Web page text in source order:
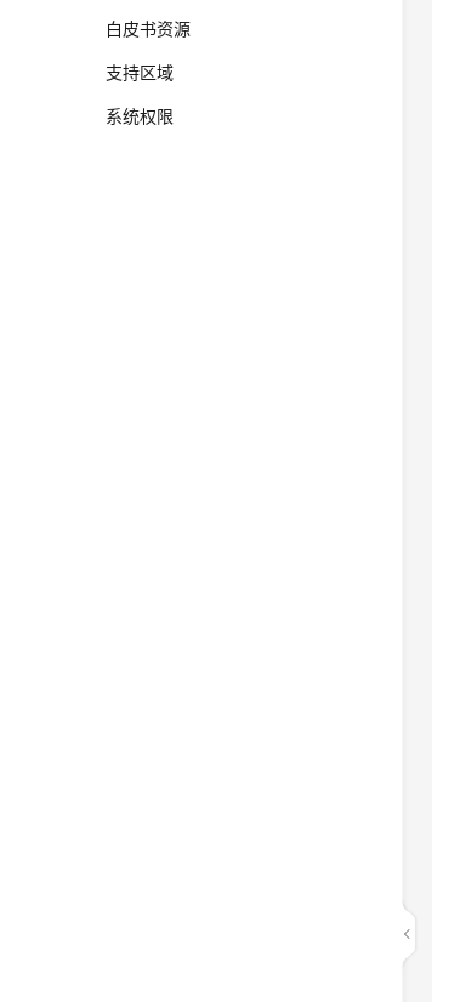
白皮书资源
支持区域
系统权限